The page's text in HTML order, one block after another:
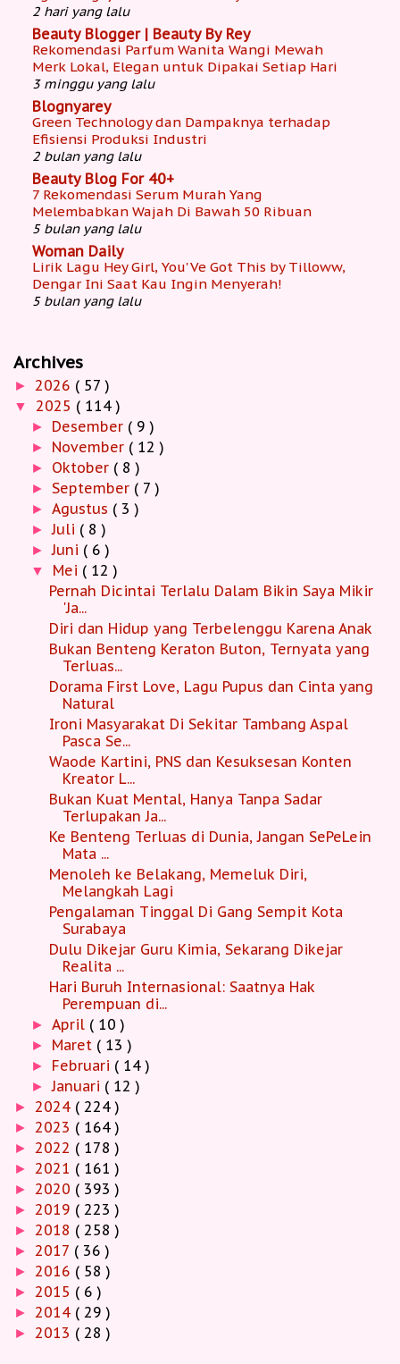
2 hari yang lalu
Beauty Blogger | Beauty By Rey
Rekomendasi Parfum Wanita Wangi Mewah
Merk Lokal, Elegan untuk Dipakai Setiap Hari
3 minggu yang lalu
Blognyarey
Green Technology dan Dampaknya terhadap
Efisiensi Produksi Industri
2 bulan yang lalu
Beauty Blog For 40+
7 Rekomendasi Serum Murah Yang
Melembabkan Wajah Di Bawah 50 Ribuan
5 bulan yang lalu
Woman Daily
Lirik Lagu Hey Girl, You'Ve Got This by Tilloww,
Dengar Ini Saat Kau Ingin Menyerah!
5 bulan yang lalu
Archives
► 2026 ( 57 )
▼ 2025 ( 114 )
► Desember ( 9 )
► November ( 12 )
► Oktober ( 8 )
► September ( 7 )
►Agustus ( 3 )
►Juli ( 8 )
►Juni ( 6 )
▼ Mei ( 12 )
Pernah Dicintai Terlalu Dalam Bikin Saya Mikir
'Ja...
Diri dan Hidup yang Terbelenggu Karena Anak
Bukan Benteng Keraton Buton, Ternyata yang
Terluas...
Dorama First Love, Lagu Pupus dan Cinta yang
Natural
Ironi Masyarakat Di Sekitar Tambang Aspal
Pasca Se...
Waode Kartini, PNS dan Kesuksesan Konten
Kreator L...
Bukan Kuat Mental, Hanya Tanpa Sadar
Terlupakan Ja...
Ke Benteng Terluas di Dunia, Jangan SePeLein
Mata ...
Menoleh ke Belakang, Memeluk Diri,
Melangkah Lagi
Pengalaman Tinggal Di Gang Sempit Kota
Surabaya
Dulu Dikejar Guru Kimia, Sekarang Dikejar
Realita ...
Hari Buruh Internasional: Saatnya Hak
Perempuan di...
►April ( 10 )
► Maret ( 13 )
► Februari ( 14 )
►Januari ( 12 )
► 2024 ( 224 )
► 2023 ( 164 )
► 2022 ( 178 )
► 2021 ( 161 )
► 2020 ( 393 )
► 2019 ( 223 )
► 2018 ( 258 )
► 2017 ( 36 )
► 2016 ( 58 )
► 2015 ( 6 )
► 2014 ( 29 )
► 2013 ( 28 )